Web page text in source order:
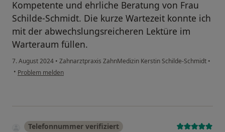
Kompetente und ehrliche Beratung von Frau
Schilde-Schmidt. Die kurze Wartezeit konnte ich
mit der abwechslungsreicheren Lektüre im
Warteraum füllen.
7. August 2024 • Zahnarztpraxis ZahnMedizin Kerstin Schilde-Schmidt •
• Problem melden
Telefonnummer verifiziert